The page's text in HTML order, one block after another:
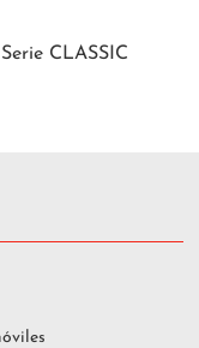
CLASSIC